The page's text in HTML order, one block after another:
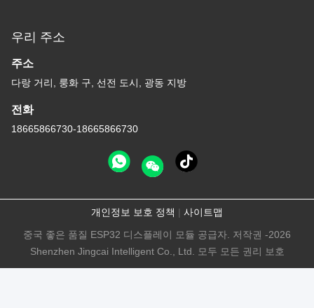
우리 주소
주소
다랑 거리, 룽화 구, 선전 도시, 광동 지방
전화
18665866730-18665866730
개인정보 보호 정책 | 사이트맵
중국 좋은 품질 ESP32 디스플레이 모듈 공급자. 저작권 -2026
Shenzhen Jingcai Intelligent Co., Ltd. 모두 모든 권리 보호